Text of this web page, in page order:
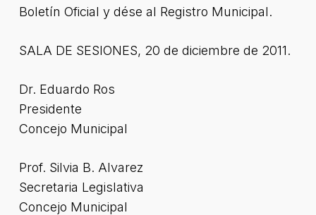
Boletín Oficial y dése al Registro Municipal.
SALA DE SESIONES, 20 de diciembre de 2011.
Dr. Eduardo Ros
Presidente
Concejo Municipal
Prof. Silvia B. Alvarez
Secretaria Legislativa
Concejo Municipal